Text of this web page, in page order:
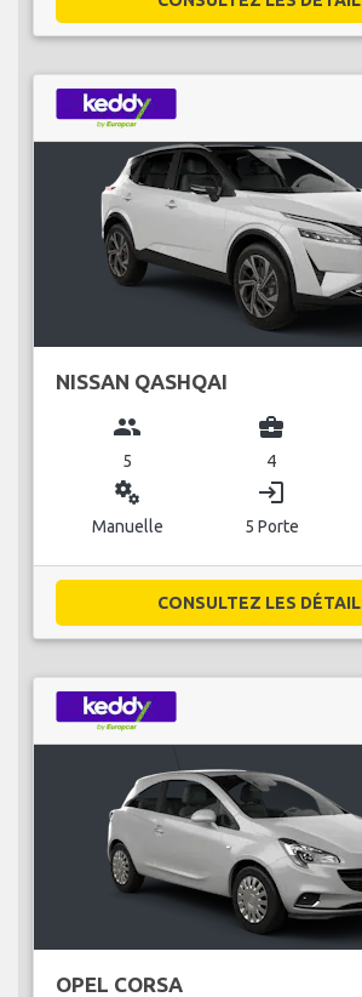
NISSAN QASHQAI
group
5
business_center
4
miscellaneous_services
Manuelle
login
5 Porte
CONSULTEZ LES
OPEL CORSA